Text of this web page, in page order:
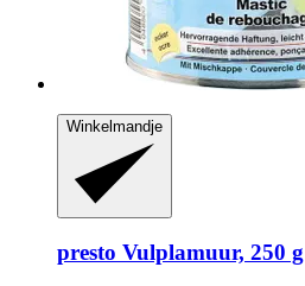
Winkelmandje
presto Vulplamuur, 250 g